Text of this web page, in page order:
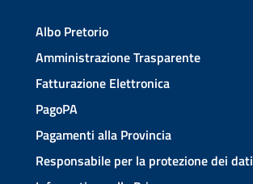
Albo Pretorio
Amministrazione Trasparente
Fatturazione Elettronica
PagoPA
Pagamenti alla Provincia
Responsabile per la protezione dei dati